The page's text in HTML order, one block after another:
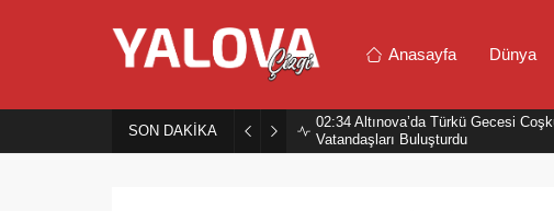
Anasayfa Dünya
SON DAKİKA
02:34 Altınova’da Türkü Gecesi
Vatandaşları Buluşturdu